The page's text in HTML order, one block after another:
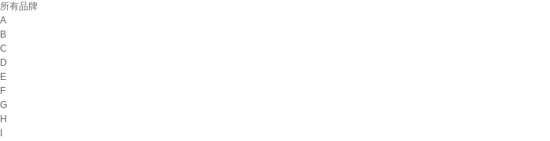
所有品牌
A
B
C
D
E
F
G
H